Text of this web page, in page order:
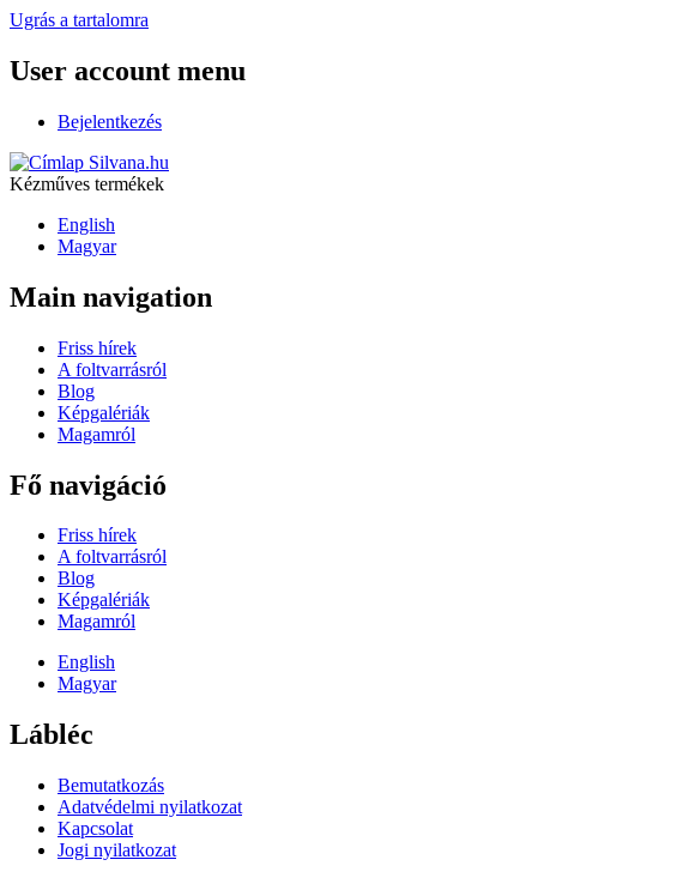
Ugrás a tartalomra
User account menu
Bejelentkezés
Silvana.hu
Kézműves termékek
English
Magyar
Main navigation
Friss hírek
A foltvarrásról
Blog
Képgalériák
Magamról
Fő navigáció
Friss hírek
A foltvarrásról
Blog
Képgalériák
Magamról
English
Magyar
Lábléc
Bemutatkozás
Adatvédelmi nyilatkozat
Kapcsolat
Jogi nyilatkozat